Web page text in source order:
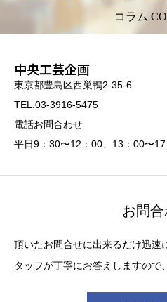
コラム
中央工芸企画
東京都豊島区西巣鴨2-35-6
TEL.03-3916-5475
電話お問合わせ
平日9：30〜12：00、13：00〜
お問
頂いたお問合せに出来るだけ迅速
タッフが丁寧にお答えしますので